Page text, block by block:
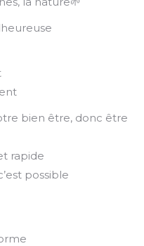
bien être, donc être
rapide
possible